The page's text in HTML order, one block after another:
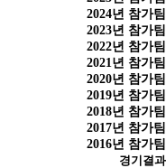
2024년 참가팀
2023년 참가팀
2022년 참가팀
2021년 참가팀
2020년 참가팀
2019년 참가팀
2018년 참가팀
2017년 참가팀
2016년 참가팀
경기결과